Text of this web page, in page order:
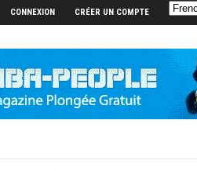
CONNEXION CRÉER UN COMPTE